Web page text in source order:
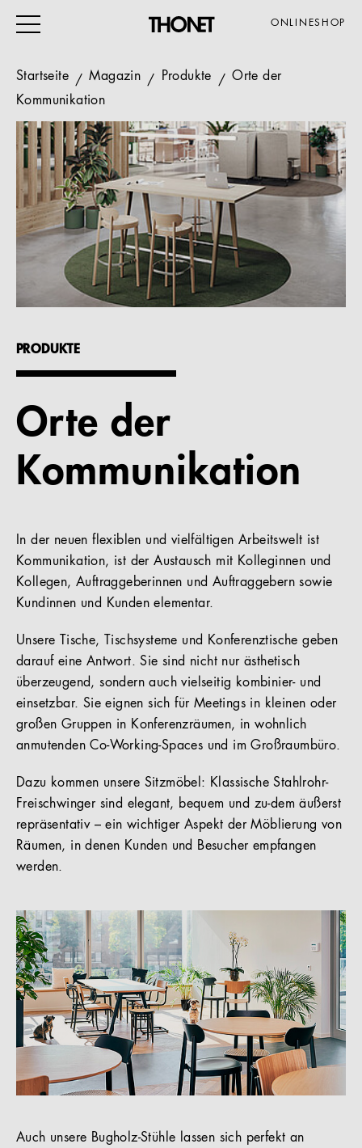
ONLINESHOP
ARBEITEN
WOHNEN
VERANSTALTUNG
GASTRO & HOTEL
ALLE PRODUKTE
Magazin
Service
Unternehmen
Startseite Magazin Produkte
Orte der
Kommunikation
PRODUKTE
Orte der
Kommunikation
In der neuen flexiblen und vielfältigen Arbeitswelt ist
Kommunikation, ist der Austausch mit Kolleginnen und
Kollegen, Auftraggeberinnen und Auftraggebern sowie
Kundinnen und Kunden elementar.
Unsere Tische, Tischsysteme und Konferenztische geben
darauf eine Antwort. Sie sind nicht nur ästhetisch
überzeugend, sondern auch vielseitig kombinier- und
einsetzbar. Sie eignen sich für Meetings in kleinen oder
großen Gruppen in Konferenzräumen, in wohnlich
anmutenden Co-Working-Spaces und im Großraumbüro.
Dazu kommen unsere Sitzmöbel: Klassische Stahlrohr-
Freischwinger sind elegant, bequem und zu-dem äußerst
repräsentativ – ein wichtiger Aspekt der Möblierung von
Räumen, in denen Kunden und Besucher empfangen
werden.
Auch unsere Bugholz-Stühle lassen sich perfekt an